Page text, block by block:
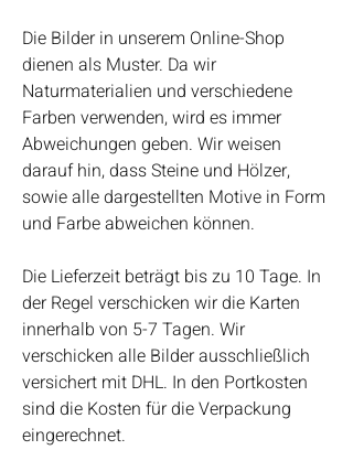
Die Bilder in unserem Online-Shop
dienen als Muster. Da wir
Naturmaterialien und verschiedene
Farben verwenden, wird es immer
Abweichungen geben. Wir weisen
darauf hin, dass Steine und Hölzer,
sowie alle dargestellten Motive in Form
und Farbe abweichen können.
Die Lieferzeit beträgt bis zu 10 Tage. In
der Regel verschicken wir die Karten
innerhalb von 5-7 Tagen. Wir
verschicken alle Bilder ausschließlich
versichert mit DHL. In den Portkosten
sind die Kosten für die Verpackung
eingerechnet.